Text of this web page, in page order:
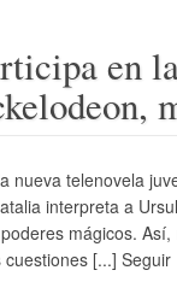
en
nueva telenovela
interpreta a
mágicos.
[...]